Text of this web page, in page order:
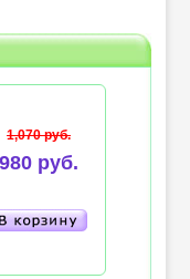
1,070 руб.
980 руб.